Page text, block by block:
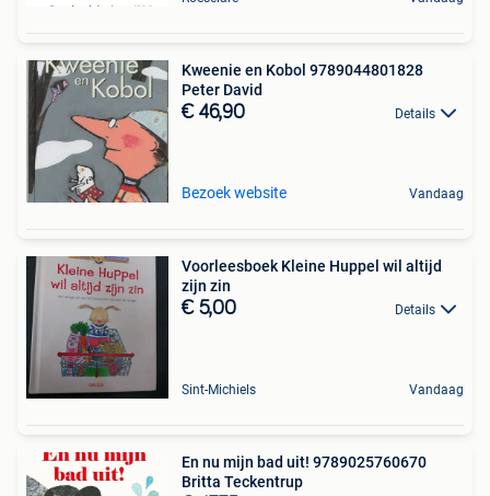
Kweenie en Kobol 9789044801828
Peter David
€ 46,90 Details
Bezoek website Vandaag
Voorleesboek Kleine Huppel wil altijd
zijn zin
€ 5,00 Details
Sint-Michiels Vandaag
En nu mijn bad uit! 9789025760670
Britta Teckentrup